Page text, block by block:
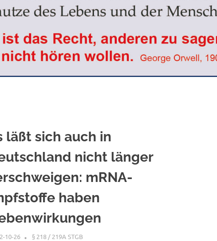
läßt sich auch in
nicht länger
mRNA-
haben
10-26 XX
§ 218 / 219A STGB